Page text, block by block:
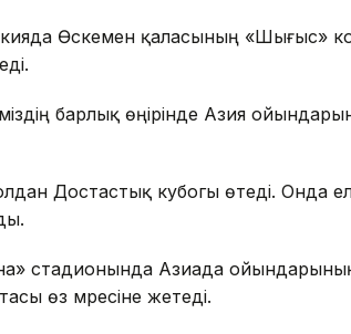
Өскемен қаласының «Шығыс»
барлық өңірінде Азия
Достастық кубогы өтеді. Онда
стадионында Азиада
өз мәресіне жетеді.